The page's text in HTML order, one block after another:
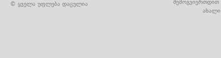
© ყველა უფლება დაცულია
შემოგვიერთდით
ახალი